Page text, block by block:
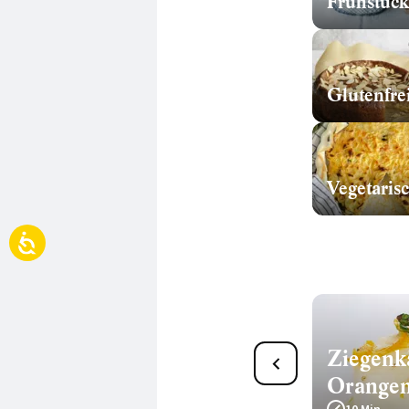
Ziegenkäse-Süßkartoffel-